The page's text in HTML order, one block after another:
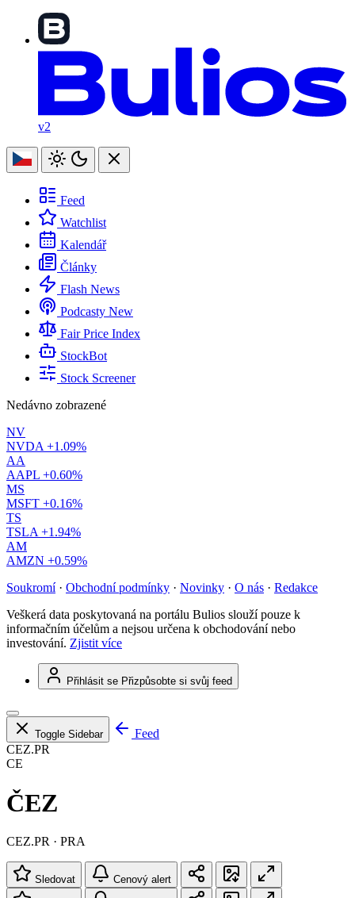
v2
Feed
Watchlist
Kalendář
Články
Flash News
Podcasty New
Fair Price Index
StockBot
Stock Screener
Nedávno zobrazené
NV
NVDA +1.09%
AA
AAPL +0.60%
MS
MSFT +0.16%
TS
TSLA +1.94%
AM
AMZN +0.59%
Soukromí · Obchodní podmínky · Novinky · O nás · Redakce
Veškerá data poskytovaná na portálu Bulios slouží pouze k
informačním účelům a nejsou určena k obchodování nebo
investování. Zjistit více
Přihlásit se Přizpůsobte si svůj feed
Toggle Sidebar
Feed
CEZ.PR
CE
ČEZ
CEZ.PR · PRA
Sledovat Cenový alert